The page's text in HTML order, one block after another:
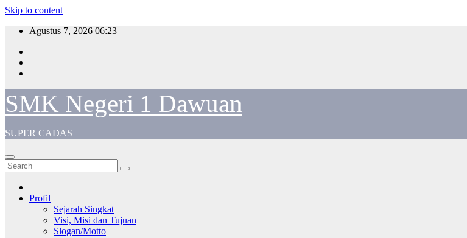
Skip to content
Agustus 7, 2026 06:23
SMK Negeri 1 Dawuan
SUPER CADAS
Profil
Sejarah Singkat
Visi, Misi dan Tujuan
Slogan/Motto